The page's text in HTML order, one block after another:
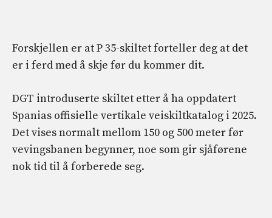
Forskjellen er at P 35-skiltet forteller deg at det
er i ferd med å skje før du kommer dit.
DGT introduserte skiltet etter å ha oppdatert
Spanias offisielle vertikale veiskiltkatalog i 2025.
Det vises normalt mellom 150 og 500 meter før
vevingsbanen begynner, noe som gir sjåførene
nok tid til å forberede seg.